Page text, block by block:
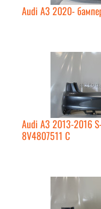
Audi A3 2020-
Audi A3 2013-2016
8V4807511 C